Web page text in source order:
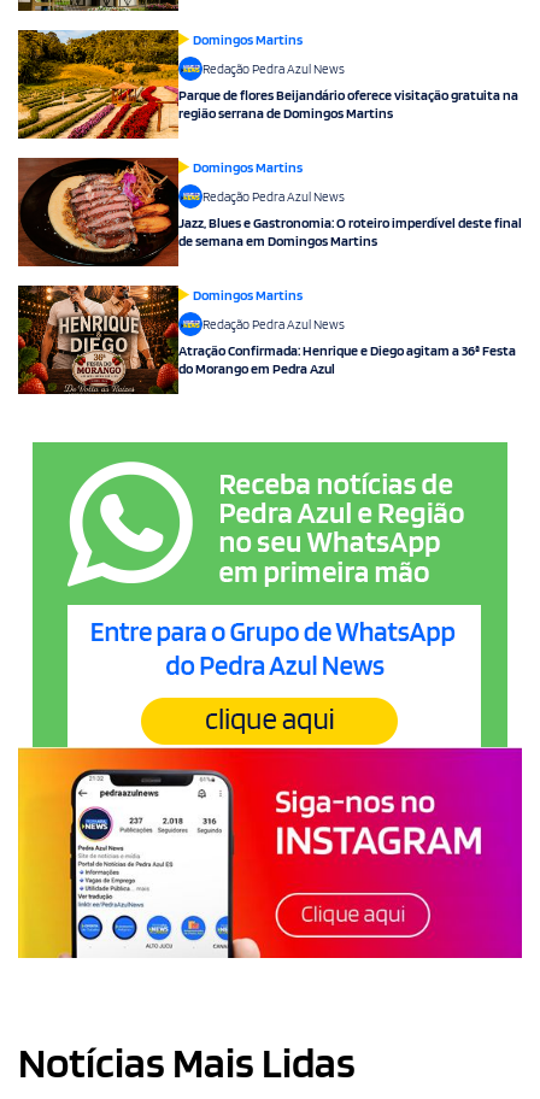
Domingos Martins
Redação Pedra Azul News
Parque de flores Beijandário oferece visitação gratuita na
região serrana de Domingos Martins
Domingos Martins
Redação Pedra Azul News
Jazz, Blues e Gastronomia: O roteiro imperdível deste final
de semana em Domingos Martins
Domingos Martins
Redação Pedra Azul News
Atração Confirmada: Henrique e Diego agitam a 36ª Festa
do Morango em Pedra Azul
Notícias Mais Lidas